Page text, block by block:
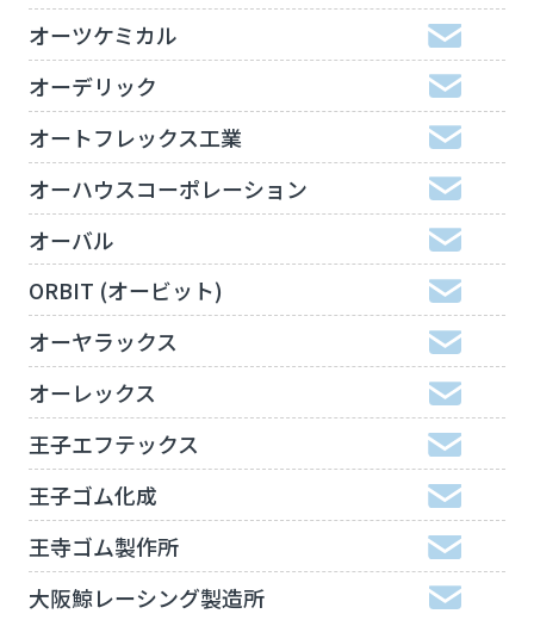
オーツケミカル
オーデリック
オートフレックス工業
オーハウスコーポレーション
オーバル
ORBIT (オービット)
オーヤラックス
オーレックス
王子エフテックス
王子ゴム化成
王寺ゴム製作所
大阪鯨レーシング製造所